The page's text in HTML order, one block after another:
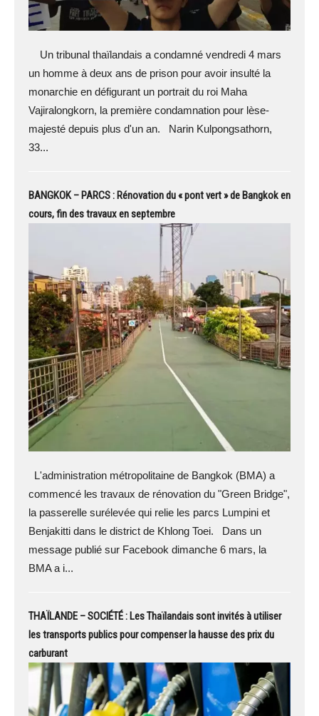
Un tribunal thaïlandais a condamné vendredi 4 mars
un homme à deux ans de prison pour avoir insulté la
monarchie en défigurant un portrait du roi Maha
Vajiralongkorn, la première condamnation pour lèse-
majesté depuis plus d'un an. Narin Kulpongsathorn,
33...
BANGKOK – PARCS : Rénovation du « pont vert » de Bangkok en
cours, fin des travaux en septembre
L'administration métropolitaine de Bangkok (BMA) a
commencé les travaux de rénovation du "Green Bridge",
la passerelle surélevée qui relie les parcs Lumpini et
Benjakitti dans le district de Khlong Toei. Dans un
message publié sur Facebook dimanche 6 mars, la
BMA a i...
THAÏLANDE – SOCIÉTÉ : Les Thaïlandais sont invités à utiliser
les transports publics pour compenser la hausse des prix du
carburant